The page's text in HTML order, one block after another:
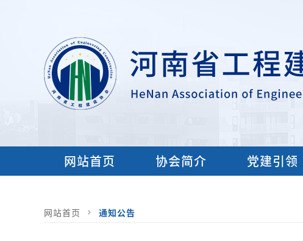
网站首页 协会简介 党建引领
网站首页 通知公告